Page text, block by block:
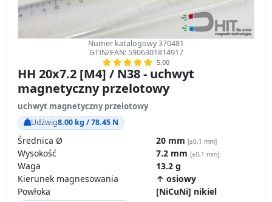
Numer katalogowy 370481
GTIN/EAN: 5906301814917
5.00
HH 20x7.2 [M4] / N38 - uchwyt
magnetyczny przelotowy
uchwyt magnetyczny przelotowy
Udźwig8.00 kg / 78.45 N
Średnica Ø 20 mm [±0,1 mm]
Wysokość 7.2 mm [±0,1 mm]
Waga
13.2 g
Kierunek magnesowania
↑ osiowy
Powłoka
[NiCuNi] nikiel